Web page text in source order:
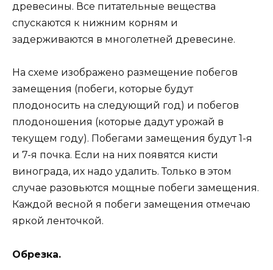
древесины. Все питательные вещества
спускаются к нижним корням и
задерживаются в многолетней древесине.
На схеме изображено размещение побегов
замещения (побеги, которые будут
плодоносить на следующий год) и побегов
плодоношения (которые дадут урожай в
текущем году). Побегами замещения будут 1-я
и 7-я почка. Если на них появятся кисти
винограда, их надо удалить. Только в этом
случае разовьются мощные побеги замещения.
Каждой весной я побеги замещения отмечаю
яркой ленточкой.
Обрезка.